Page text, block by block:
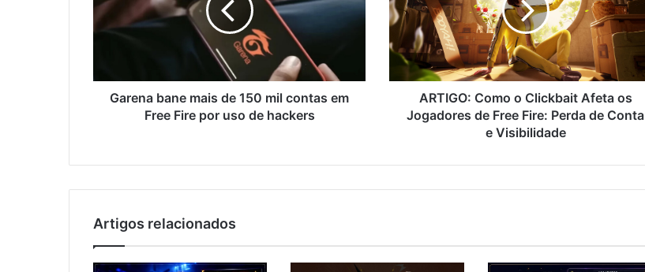
150
mil
Free
Fire
hackers
Garena bane mais de 150 mil contas em
Free Fire por uso de hackers
Afeta
os
Jogadores
Free
Perda
e
ARTIGO: Como o Clickbait Afeta os
Jogadores de Free Fire: Perda de Conta
e Visibilidade
Artigos relacionados